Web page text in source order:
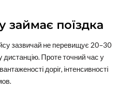
займає поїздка
зазвичай не перевищує 20–30
дистанцію. Проте точний час у
доріг, інтенсивності